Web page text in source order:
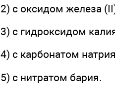
2) с оксидом железа
3) с гидроксидом
4) с карбонатом
5) с нитратом бария.